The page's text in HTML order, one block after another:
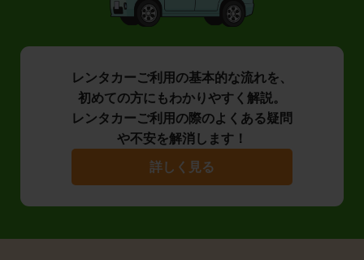
レンタカーご利用の基本的な流れを、
初めての方にもわかりやすく解説。
レンタカーご利用の際のよくある疑問
や不安を解消します！
詳しく見る